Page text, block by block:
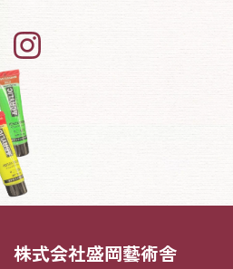
株式会社盛岡藝術舎